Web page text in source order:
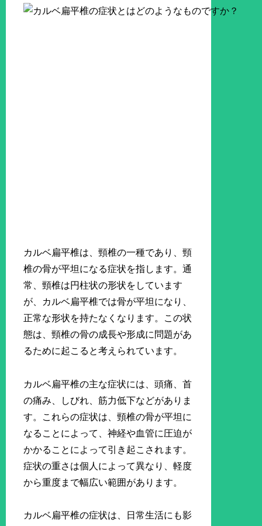
カルベ扁平椎は、頸椎の一種であり、頸
椎の骨が平坦になる症状を指します。通
常、頸椎は円柱状の形状をしています
が、カルベ扁平椎では骨が平坦になり、
正常な形状を持たなくなります。この状
態は、頸椎の骨の成長や形成に問題があ
るために起こると考えられています。
カルベ扁平椎の主な症状には、頭痛、首
の痛み、しびれ、筋力低下などがありま
す。これらの症状は、頸椎の骨が平坦に
なることによって、神経や血管に圧迫が
かかることによって引き起こされます。
症状の重さは個人によって異なり、軽度
から重度まで幅広い範囲があります。
カルベ扁平椎の症状は、日常生活にも影